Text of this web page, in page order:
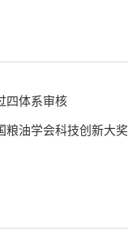
四体系审核
粮油学会科技创新大奖